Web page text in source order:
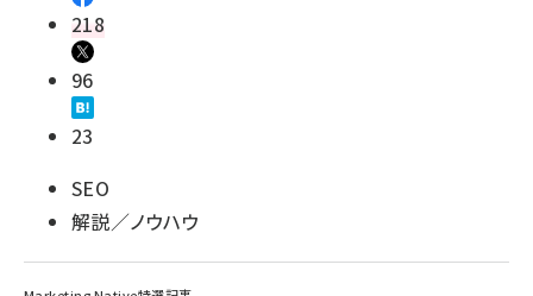
218
96
23
SEO
解説／ノウハウ